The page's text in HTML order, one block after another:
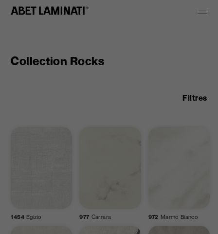
Collection Rocks
Filtres
1454 Egizio 977 Carrara 972 Marmo Bianco